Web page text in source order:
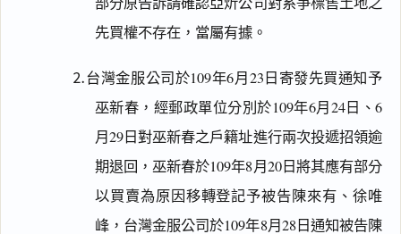
先買權不存在，當屬有據。
⒉台灣金服公司於109年6月23日寄發先買通知予
巫新春，經郵政單位分別於109年6月24日、6
月29日對巫新春之戶籍址進行兩次投遞招領逾
期退回，巫新春於109年8月20日將其應有部分
以買賣為原因移轉登記予被告陳來有、徐唯
峰，台灣金服公司於109年8月28日通知被告陳